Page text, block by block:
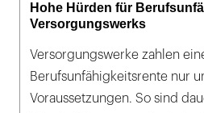
Hohe Hürden für
Versorgungswerks
Versorgungswerke zahlen
Berufsunfähigkeitsrente nur
Voraussetzungen. So sind